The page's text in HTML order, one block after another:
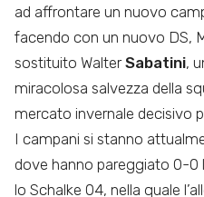
ad affrontare un nuovo
facendo con un nuovo DS,
sostituito WalterSabatini,
miracolosa salvezza della
mercato invernale decisivo
I campani si stanno
dove hanno pareggiato 0-0
lo Schalke 04, nella quale